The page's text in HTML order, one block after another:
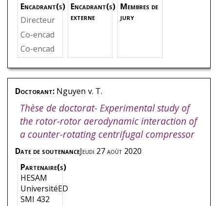
Encadrant(s)
Directeur
de thèse,
BAKIR
Fa
rid,Thèm
e - Machi
nes à Con
version
d’Énergie
Co-encad
rant,DAN
LOS,Amél
ie,Thème
- Machine
s à Conve
rsion d’Én
ergie
Co-encad
rant,PARI
DAENS,Ri
ème - Ma
chines à C
onversio
n d’Énergi
Encadrant(s)
externe
Membres de
jury
Doctorant: Nguyen v. T.
Thèse de doctorat- Experimental study of
the rotor-rotor aerodynamic interaction of
a counter-rotating centrifugal compressor
Date de soutenanceJeudi 27 août 2020
Partenaire(s)
HESAM
UniversitéED
SMI 432